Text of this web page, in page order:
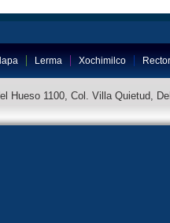
Lerma Xochimilco
Hueso 1100, Col. Villa Quietud,